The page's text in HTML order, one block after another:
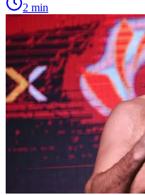
2 min